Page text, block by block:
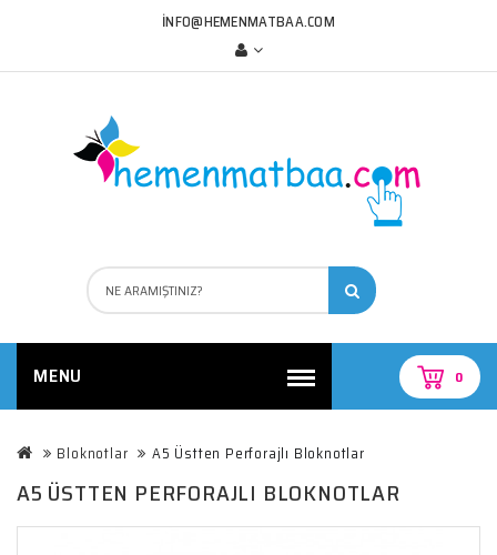
INFO@HEMENMATBAA.COM
0
MENU
Bloknotlar A5 Üstten Perforajlı Bloknotlar
A5 ÜSTTEN PERFORAJLI BLOKNOTLAR